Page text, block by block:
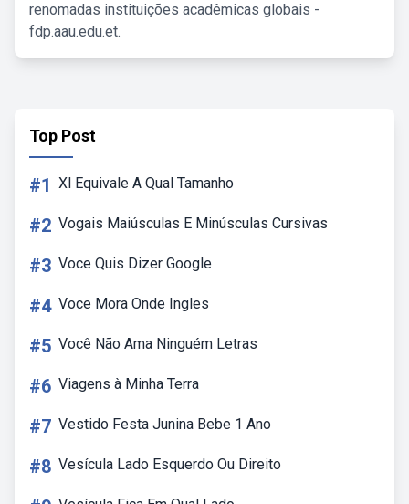
renomadas instituições acadêmicas globais -
fdp.aau.edu.et.
Top Post
#1 Xl Equivale A Qual Tamanho
#2 Vogais Maiúsculas E Minúsculas Cursivas
#3 Voce Quis Dizer Google
#4 Voce Mora Onde Ingles
#5 Você Não Ama Ninguém Letras
#6 Viagens à Minha Terra
#7 Vestido Festa Junina Bebe 1 Ano
#8 Vesícula Lado Esquerdo Ou Direito